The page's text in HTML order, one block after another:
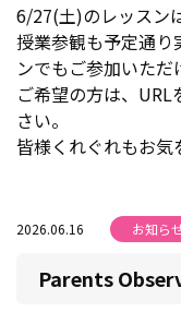
6/27(土)のレッスン
授業参観も予定通り
ンでもご参加いただ
ご希望の方は、
さい。
皆様くれぐれもお気
2026.06.16 お知ら
Parents